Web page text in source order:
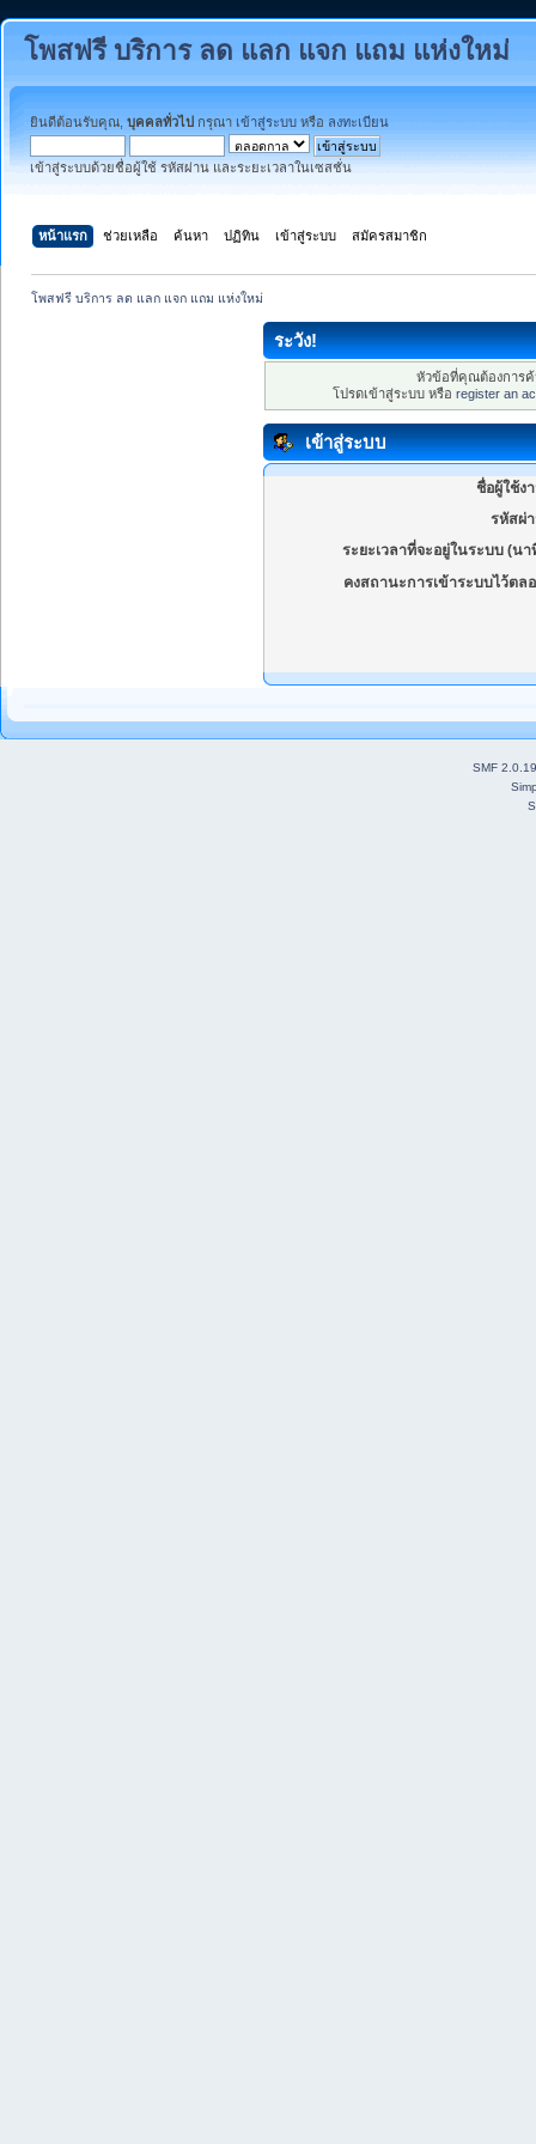
โพสฟรี บริการ ลด แลก แจก แถม แห่งใหม่
ยินดีต้อนรับคุณ, บุคคลทั่วไป กรุณา เข้าสู่ระบบ หรือ ลงทะเบียน
เข้าสู่ระบบด้วยชื่อผู้ใช้ รหัสผ่าน และระยะเวลาในเซสชั่น
หน้าแรก ช่วยเหลือ ค้นหา ปฏิทิน เข้าสู่ระบบ สมัครสมาชิก
โพสฟรี บริการ ลด แลก แจก แถม แห่งใหม่
ระวัง!
หัวข้อที่คุณต้องการ
โปรดเข้าสู่ระบบ หรือ register an
เข้าสู่ระบบ
ชื่อผู้ใช้ง
รหัสผ่
ระยะเวลาที่จะอยู่ในระบบ (นา
คงสถานะการเข้าระบบไว้ตล
SMF 2.0.19